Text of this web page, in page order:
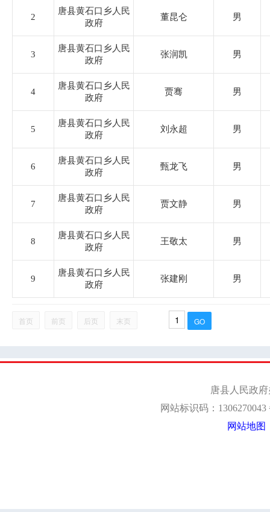
水利局
市场监督管理局
商务局
农业农村局
民政局
消防救援大队
罗庄镇
迷城乡
南店头乡
齐家佐镇
2
唐县黄石口乡人民
政府
董昆仑 男
3
唐县黄石口乡人民
政府
张润凯 男
4
唐县黄石口乡人民
政府
贾骞 男
5
唐县黄石口乡人民
政府
刘永超 男
6
唐县黄石口乡人民
政府
甄龙飞 男
7
唐县黄石口乡人民
政府
贾文静 男
8
唐县黄石口乡人民
政府
王敬太 男
9
唐县黄石口乡人民
政府
张建刚 男
首页 前页 后页 末页